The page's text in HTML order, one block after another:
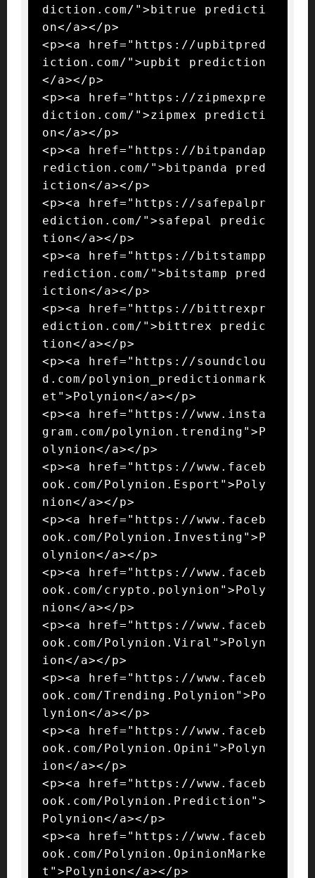
diction.com/">bitrue predicti
on</a></p>
<p><a href="https://upbitpred
iction.com/">upbit prediction
</a></p>
<p><a href="https://zipmexpre
diction.com/">zipmex predicti
on</a></p>
<p><a href="https://bitpandap
rediction.com/">bitpanda pred
iction</a></p>
<p><a href="https://safepalpr
ediction.com/">safepal predic
tion</a></p>
<p><a href="https://bitstampp
rediction.com/">bitstamp pred
iction</a></p>
<p><a href="https://bittrexpr
ediction.com/">bittrex predic
tion</a></p>
<p><a href="https://soundclou
d.com/polynion_predictionmark
et">Polynion</a></p>
<p><a href="https://www.insta
gram.com/polynion.trending">P
olynion</a></p>
<p><a href="https://www.faceb
ook.com/Polynion.Esport">Poly
nion</a></p>
<p><a href="https://www.faceb
ook.com/Polynion.Investing">P
olynion</a></p>
<p><a href="https://www.faceb
ook.com/crypto.polynion">Poly
nion</a></p>
<p><a href="https://www.faceb
ook.com/Polynion.Viral">Polyn
ion</a></p>
<p><a href="https://www.faceb
ook.com/Trending.Polynion">Po
lynion</a></p>
<p><a href="https://www.faceb
ook.com/Polynion.Opini">Polyn
ion</a></p>
<p><a href="https://www.faceb
ook.com/Polynion.Prediction">
Polynion</a></p>
<p><a href="https://www.faceb
ook.com/Polynion.OpinionMarke
t">Polynion</a></p>